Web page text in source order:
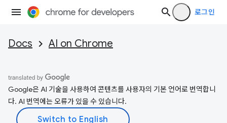
로그인
Docs AI on Chrome
Google은 AI 기술을 사용하여 콘텐츠를 사용자의 기본 언어로 번역합니
다. AI 번역에는 오류가 있을 수 있습니다.